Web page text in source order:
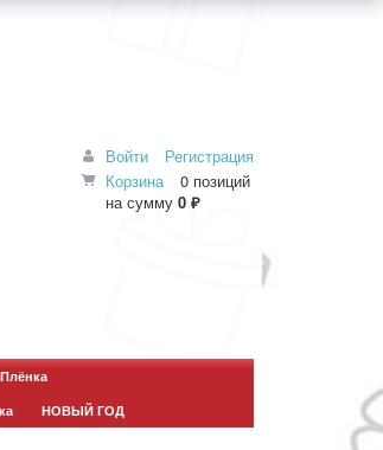
Войти
Регистрация
Корзина
0 позиций
на сумму 0 ₽
Плёнка
НОВЫЙ ГОД